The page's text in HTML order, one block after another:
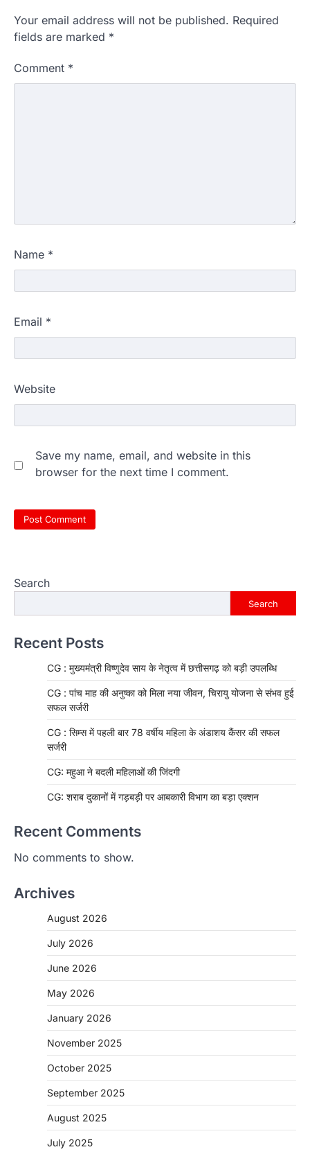
Your email address will not be published. Required
fields are marked *
Comment *
Name *
Email *
Website
Save my name, email, and website in this
browser for the next time I comment.
Search
Search
Recent Posts
CG : मुख्यमंत्री विष्णुदेव साय के नेतृत्व में छत्तीसगढ़ को बड़ी उपलब्धि
CG : पांच माह की अनुष्का को मिला नया जीवन, चिरायु योजना से संभव हुई
सफल सर्जरी
CG : सिम्स में पहली बार 78 वर्षीय महिला के अंडाशय कैंसर की सफल
सर्जरी
CG: महुआ ने बदली महिलाओं की जिंदगी
CG: शराब दुकानों में गड़बड़ी पर आबकारी विभाग का बड़ा एक्शन
Recent Comments
No comments to show.
Archives
August 2026
July 2026
June 2026
May 2026
January 2026
November 2025
October 2025
September 2025
August 2025
July 2025
CHHATTISGARH
CG : पांच माह की अनुष्का को मिला नया
जीवन, चिरायु योजना से संभव हुई सफल सर्जरी
More Khabar August 7, 2026
रायपुर। राष्ट्रीय बाल स्वास्थ्य कार्यक्रम (चिरायु) के तहत
BIG NEWS